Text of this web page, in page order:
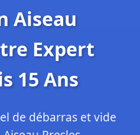
Aiseau
Expert
15 Ans
de débarras et vide